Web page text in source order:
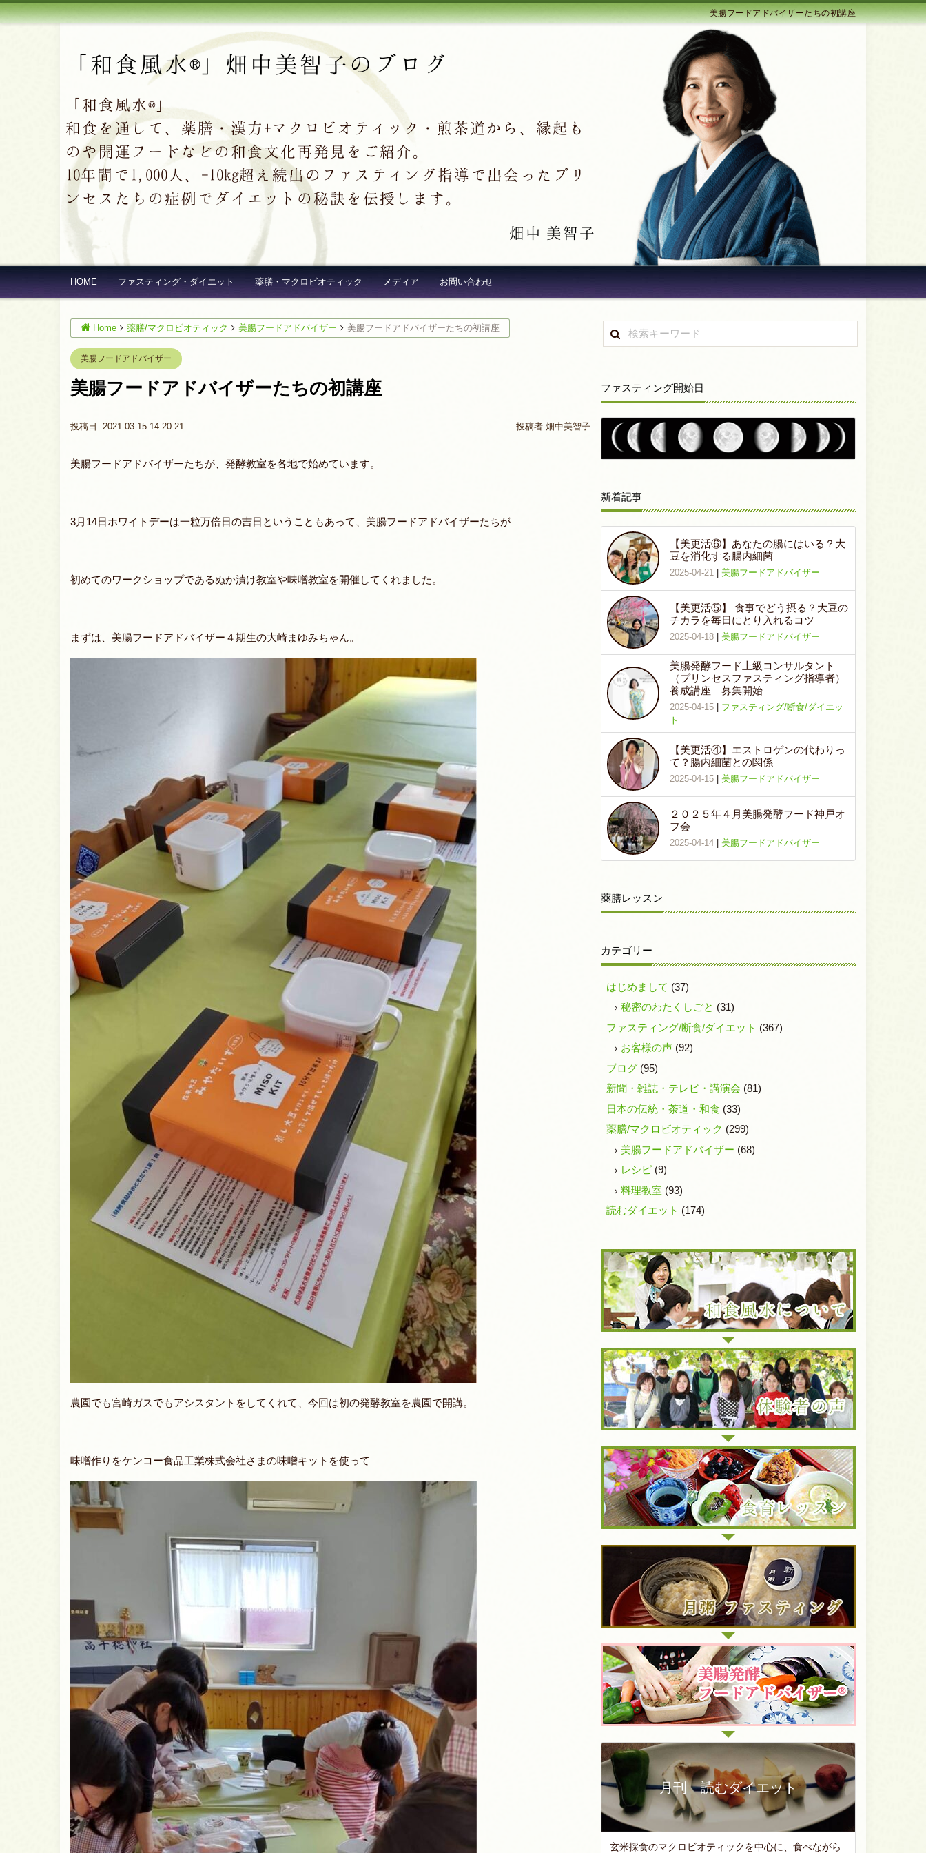
美腸フードアドバイザーたちの初講座
「和食風水®」畑中美智子のブログ
「和食風水®」
和食を通して、薬膳・漢方+マクロビオティック・煎茶道から、縁起も
のや開運フードなどの和食文化再発見をご紹介。
10年間で1,000人、-10kg超え続出のファスティング指導で出会ったプリ
ンセスたちの症例でダイエットの秘訣を伝授します。
畑中 美智子
HOME ファスティング・ダイエット 薬膳・マクロビオティック メディア お問い合わせ
Home 薬膳/マクロビオティック 美腸フードアドバイザー 美腸フードアドバイザーたちの初講座
美腸フードアドバイザー
美腸フードアドバイザーたちの初講座
投稿日: 2021-03-15 14:20:21 投稿者:畑中美智子
美腸フードアドバイザーたちが、発酵教室を各地で始めています。
3月14日ホワイトデーは一粒万倍日の吉日ということもあって、美腸フードアドバイザーたちが
初めてのワークショップであるぬか漬け教室や味噌教室を開催してくれました。
まずは、 美腸フードアドバイザー４期生の大崎まゆみちゃん。
農園でも宮崎ガスでもアシスタントをしてくれて、今回は初の発酵教室を農園で開講。
味噌作りをケンコー食品工業株式会社さまの味噌キットを使って
ファスティング開始日
新着記事
【美更活⑥】あなたの腸にはいる？大
豆を消化する腸内細菌
2025-04-21 |美腸フードアドバイザー
【美更活⑤】 食事でどう摂る？大豆の
チカラを毎日にとり入れるコツ
2025-04-18 |美腸フードアドバイザー
美腸発酵フード上級コンサルタント
（プリンセスファスティング指導者）
養成講座 募集開始
2025-04-15
ファスティング/断食/ダイエッ
ト
【美更活④】エストロゲンの代わりっ
て？腸内細菌との関係
2025-04-15 |美腸フードアドバイザー
２０２５年４月美腸発酵フード神戸オ
フ会
2025-04-14 |美腸フードアドバイザー
薬膳レッスン
カテゴリー
はじめまして (37)
秘密のわたくしごと (31)
ファスティング/断食/ダイエット (367)
お客様の声(92)
ブログ(95)
新聞・雑誌・テレビ・講演会 (81)
日本の伝統・茶道・和食 (33)
薬膳/マクロビオティック (299)
美腸フードアドバイザー (68)
レシピ(9)
料理教室 (93)
読むダイエット (174)
月刊 読むダイエット
玄米採食のマクロビオティックを中心に、食べながら